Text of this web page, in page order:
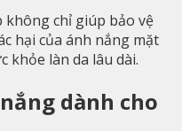
chỉ giúp bảo vệ
hại của ánh nắng mặt
khỏe làn da lâu dài.
dành cho